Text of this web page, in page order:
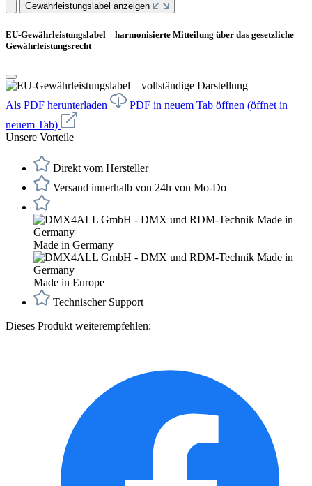
Gewährleistungslabel anzeigen
EU-Gewährleistungslabel – harmonisierte Mitteilung über das gesetzliche
Gewährleistungsrecht
Als PDF herunterladen PDF in neuem Tab öffnen (öffnet in
neuem Tab)
Unsere Vorteile
Direkt vom Hersteller
Versand innerhalb von 24h von Mo-Do
Made in Germany
Made in Europe
Technischer Support
Dieses Produkt weiterempfehlen: